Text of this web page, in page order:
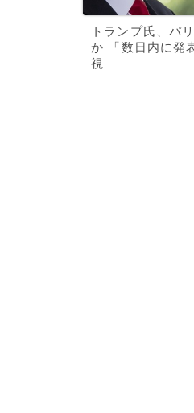
トランプ氏、パ
か 「数日内に発
視